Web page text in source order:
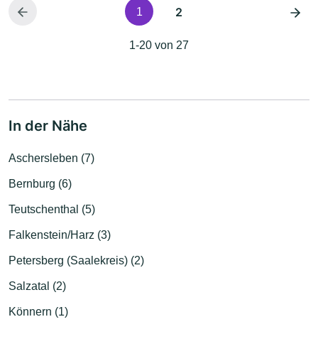
1 2
1-20 von 27
In der Nähe
Aschersleben (7)
Bernburg (6)
Teutschenthal (5)
Falkenstein/Harz (3)
Petersberg (Saalekreis) (2)
Salzatal (2)
Könnern (1)